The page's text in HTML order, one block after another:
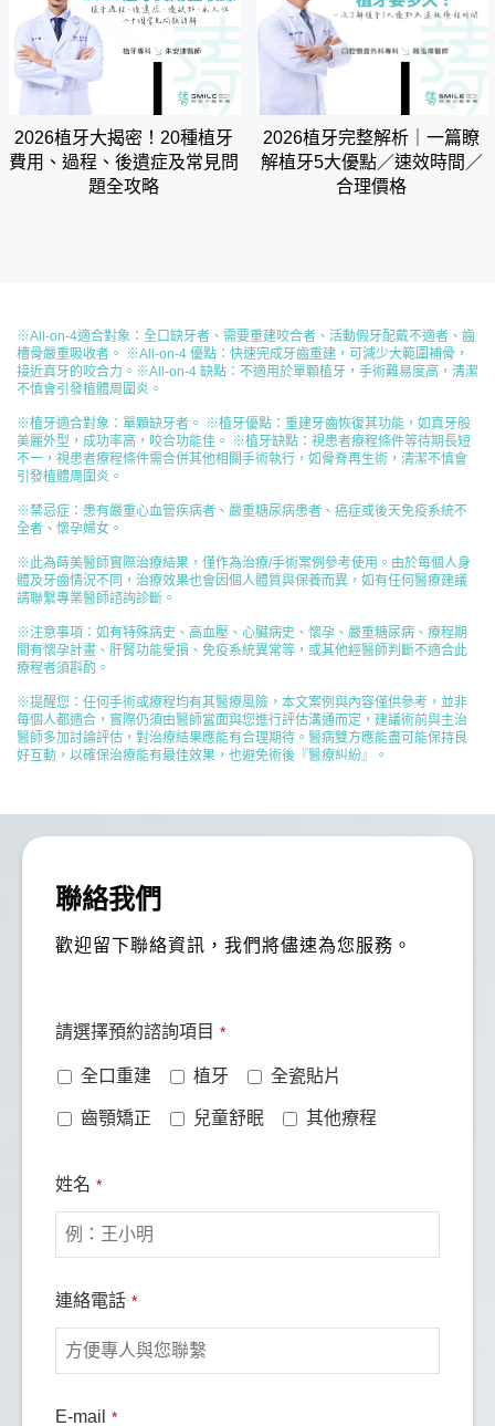
2026植牙大揭密！20種植牙
費用、過程、後遺症及常見問
題全攻略
2026植牙完整解析｜一篇瞭
解植牙5大優點／速效時間／
合理價格
※All-on-4適合對象​：全口缺牙者、需要重建咬合者、活動假牙配戴不適者、齒
槽骨嚴重吸收者。 ※All-on-4 優點：快速完成牙齒重建，可減少大範圍補骨，
接近真牙的咬合力。※All-on-4 缺點：不適用於單顆植牙，手術難易度高，清潔
不慎會引發植體周圍炎。
※植牙適合對象​：單顆缺牙者。 ※植牙優點：重建牙齒恢復其功能，如真牙般
美麗外型，成功率高，咬合功能佳。 ※植牙缺點：視患者療程條件等待期長短
不一，視患者療程條件需合併其他相關手術執行，如骨脊再生術，清潔不慎會
引發植體周圍炎。
※禁忌症：患有嚴重心血管疾病者、嚴重糖尿病患者、癌症或後天免疫系統不
全者、懷孕婦女。
※此為蒔美醫師實際治療結果，僅作為治療/手術案例參考使用。由於每個人身
體及牙齒情況不同，治療效果也會因個人體質與保養而異，如有任何醫療建議
請聯繫專業醫師諮詢診斷。
※注意事項：如有特殊病史、高血壓、心臟病史、懷孕、嚴重糖尿病、療程期
間有懷孕計畫、肝腎功能受損、免疫系統異常等，或其他經醫師判斷不適合此
療程者須斟酌。
※提醒您：任何手術或療程均有其醫療風險，本文案例與內容僅供參考，並非
每個人都適合，實際仍須由醫師當面與您進行評估溝通而定，建議術前與主治
醫師多加討論評估，對治療結果應能有合理期待。醫病雙方應能盡可能保持良
好互動，以確保治療能有最佳效果，也避免術後『醫療糾紛』。
聯絡我們
歡迎留下聯絡資訊，我們將儘速為您服務。
Business
Email
*
請選擇預約諮詢項目 *
全口重建 植牙 全瓷貼片
齒顎矯正 兒童舒眠 其他療程
姓名 *
連絡電話 *
E-mail *